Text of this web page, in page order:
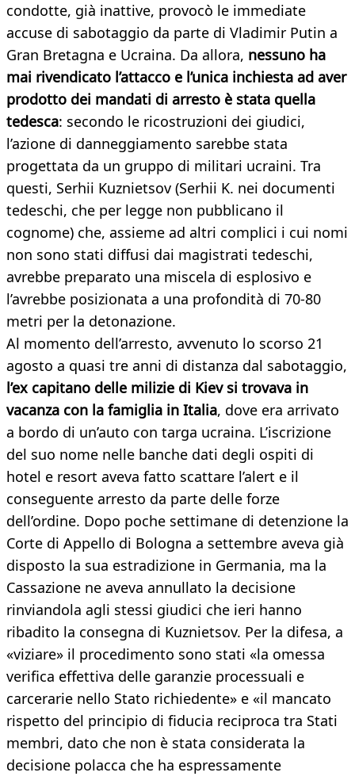
condotte, già inattive, provocò le immediate
accuse di sabotaggio da parte di Vladimir Putin a
Gran Bretagna e Ucraina. Da allora, nessuno ha
mai rivendicato l’attacco e l’unica inchiesta ad aver
prodotto dei mandati di arresto è stata quella
tedesca: secondo le ricostruzioni dei giudici,
l’azione di danneggiamento sarebbe stata
progettata da un gruppo di militari ucraini. Tra
questi, Serhii Kuznietsov (Serhii K. nei documenti
tedeschi, che per legge non pubblicano il
cognome) che, assieme ad altri complici i cui nomi
non sono stati diffusi dai magistrati tedeschi,
avrebbe preparato una miscela di esplosivo e
l’avrebbe posizionata a una profondità di 70-80
metri per la detonazione.
Al momento dell’arresto, avvenuto lo scorso 21
agosto a quasi tre anni di distanza dal sabotaggio,
l’ex capitano delle milizie di Kiev si trovava in
vacanza con la famiglia in Italia, dove era arrivato
a bordo di un’auto con targa ucraina. L’iscrizione
del suo nome nelle banche dati degli ospiti di
hotel e resort aveva fatto scattare l’alert e il
conseguente arresto da parte delle forze
dell’ordine. Dopo poche settimane di detenzione la
Corte di Appello di Bologna a settembre aveva già
disposto la sua estradizione in Germania, ma la
Cassazione ne aveva annullato la decisione
rinviandola agli stessi giudici che ieri hanno
ribadito la consegna di Kuznietsov. Per la difesa, a
«viziare» il procedimento sono stati «la omessa
verifica effettiva delle garanzie processuali e
carcerarie nello Stato richiedente» e «il mancato
rispetto del principio di fiducia reciproca tra Stati
membri, dato che non è stata considerata la
decisione polacca che ha espressamente